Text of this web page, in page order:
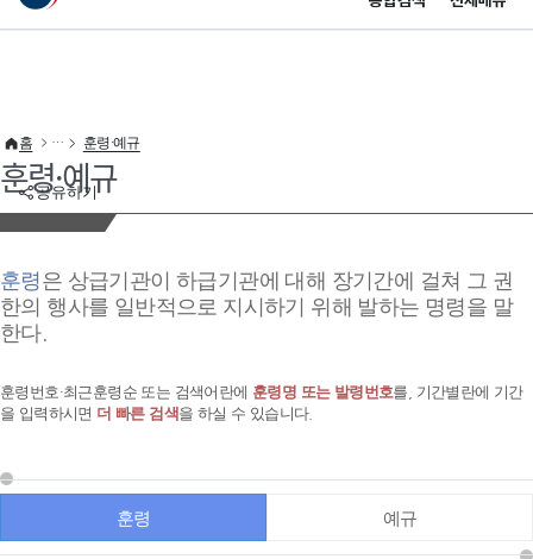
이 누리집은 대한민국 공식 전자정부 누리집입니다.
공유하기
홈 훈령·예규
훈령·예규
훈령은 상급기관이 하급기관에 대해 장기간에 걸쳐 그 권
한의 행사를 일반적으로 지시하기 위해 발하는 명령을 말
한다.
훈령번호·최근훈령순 또는 검색어란에 훈령명 또는 발령번호를, 기간별란에 기간
을 입력하시면 더 빠른 검색 을 하실 수 있습니다.
훈령 예규